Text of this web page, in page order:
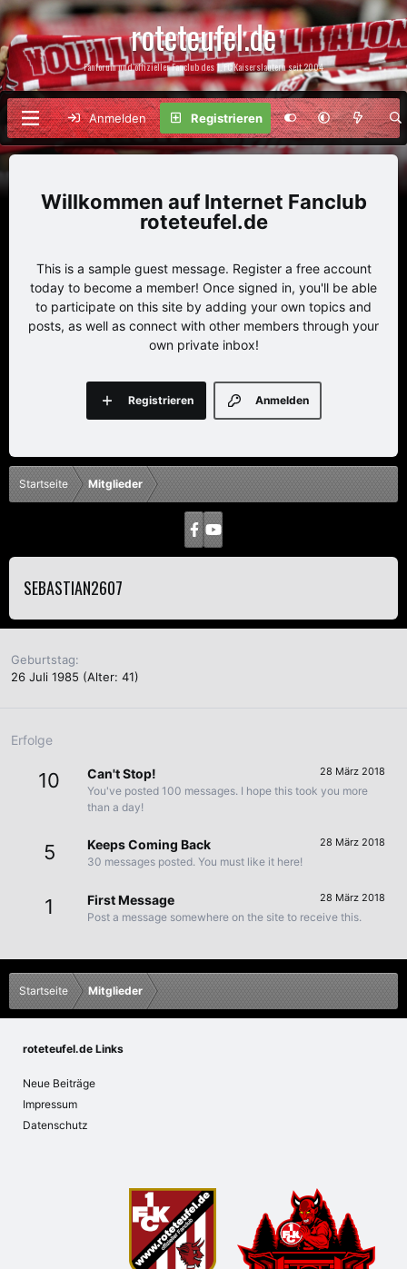
roteteufel.de
Fanforum und offizieller Fanclub des 1. FC Kaiserslautern seit 2004
Anmelden Registrieren
Internet Fanclub
roteteufel.de
This is a sample guest message. Register a free account
today to become a member! Once signed in, you'll be able
to participate on this site by adding your own topics and
posts, as well as connect with other members through your
own private inbox!
Anmelden
Registrieren
Startseite Mitglieder
SEBASTIAN2607
Geburtstag
26 Juli 1985 (Alter: 41)
Erfolge
10 28 März 2018
Can't Stop!
You've posted 100 messages. I hope this took you more
than a day!
5 28 März 2018
Keeps Coming Back
30 messages posted. You must like it here!
1 28 März 2018
First Message
Post a message somewhere on the site to receive this.
Startseite Mitglieder
roteteufel.de Links
Neue Beiträge
Impressum
Datenschutz